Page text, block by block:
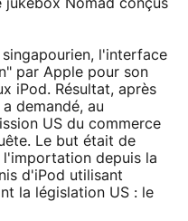
jukebox Nomad conçus
l'interface
par Apple pour son
iPod. Résultat, après
demandé, au
US du commerce
Le but était de
depuis la
d'iPod utilisant
la législation US : le